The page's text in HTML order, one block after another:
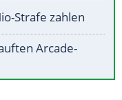
Strafe zahlen
Arcade-